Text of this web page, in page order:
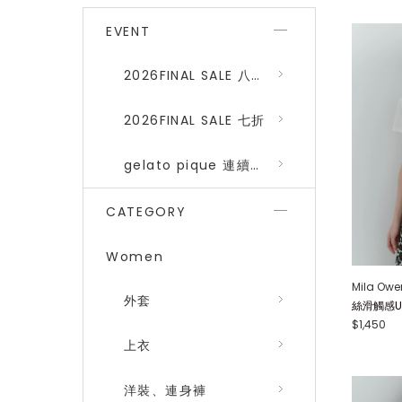
EVENT
2026FINAL SALE 八折 (gelato pique、SNIDEL HOME)
2026FINAL SALE 七折
gelato pique 連續品番八折
CATEGORY
Women
外套
上衣
洋裝、連身褲
Mila
絲滑觸感
$1,450